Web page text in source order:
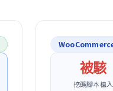
被駭
挖礦腳本植入